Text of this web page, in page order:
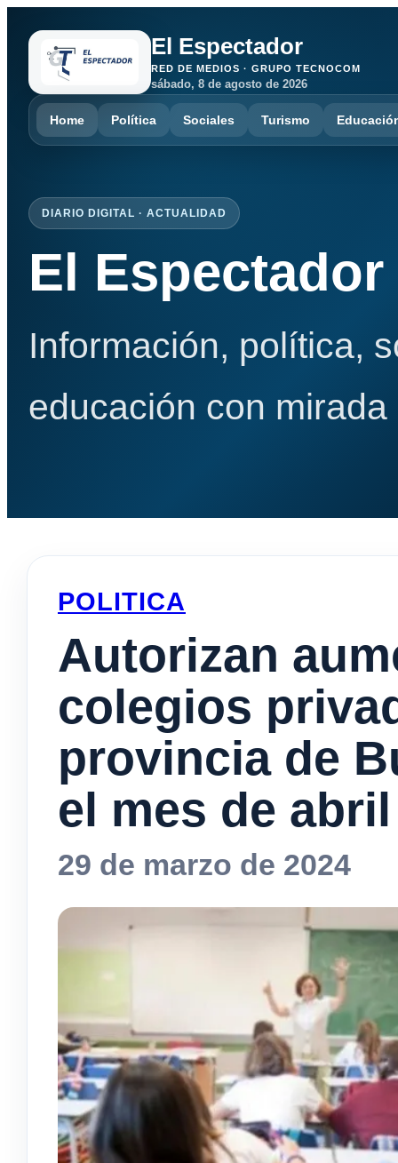
El Espectador
RED DE MEDIOS · GRUPO TECNOCOM
sábado, 8 de agosto de 2026
Home Política Sociales Turismo
DIARIO DIGITAL · ACTUALIDAD
El Espectador
Información, política,
educación con
POLITICA
Autorizan
colegios
provincia de
el mes de abril
29 de marzo de 2024